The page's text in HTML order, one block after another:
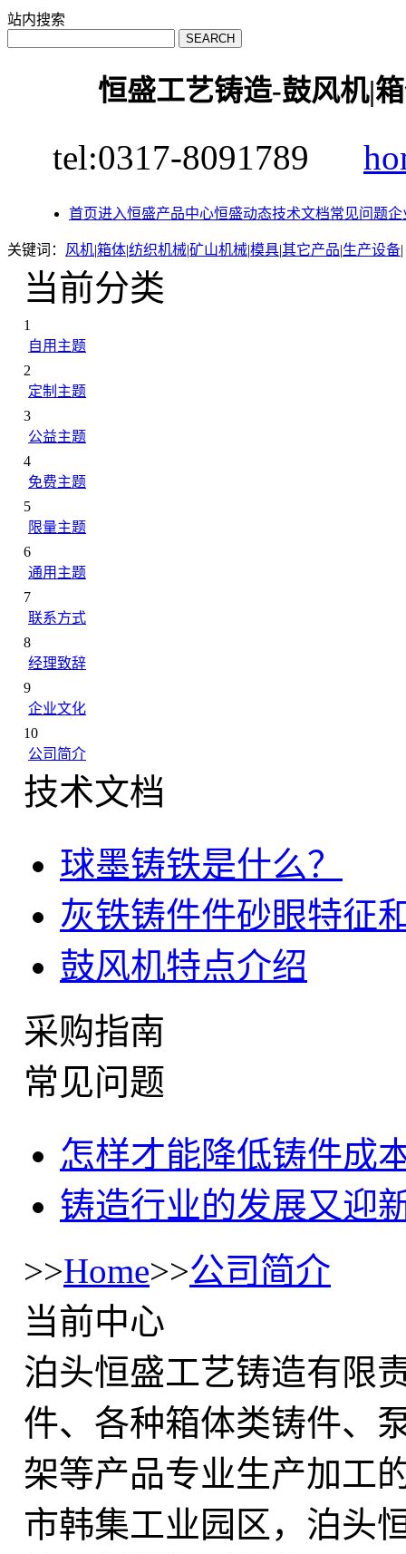
站内搜索
恒盛工艺铸造-鼓风机|
tel:0317-8091789
首页进入恒盛产品中心恒盛动态技术文档常见问题企
关键词： 风机|箱体|纺织机械|矿山机械|模具|其它产品|生产设备|
当前分类
1
自用主题
2
定制主题
3
公益主题
4
免费主题
5
限量主题
6
通用主题
7
联系方式
8
经理致辞
9
企业文化
10
公司简介
技术文档
球墨铸铁是什么？
灰铁铸件件砂眼特征
鼓风机特点介绍
采购指南
常见问题
怎样才能降低铸件成
铸造行业的发展又迎
>>Home>>公司简介
当前中心
泊头恒盛工艺铸造有限
件、各种箱体类铸件、
架等产品专业生产加工
市韩集工业园区，泊头